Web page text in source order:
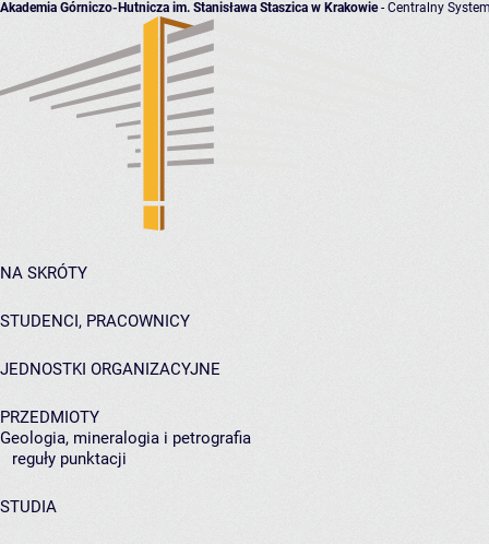
Akademia Górniczo-Hutnicza im. Stanisława Staszica w Krakowie- Centralny
NA SKRÓTY
STUDENCI, PRACOWNICY
JEDNOSTKI ORGANIZACYJNE
PRZEDMIOTY
Geologia, mineralogia i petrografia
reguły punktacji
STUDIA